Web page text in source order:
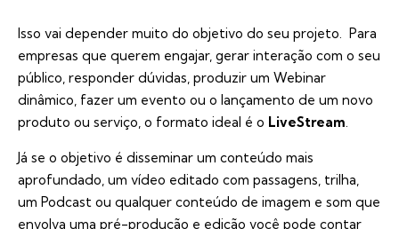
Isso vai depender muito do objetivo do seu projeto. Para
empresas que querem engajar, gerar interação com o seu
público, responder dúvidas, produzir um Webinar
dinâmico, fazer um evento ou o lançamento de um novo
produto ou serviço, o formato ideal é o LiveStream.
Já se o objetivo é disseminar um conteúdo mais
aprofundado, um vídeo editado com passagens, trilha,
um Podcast ou qualquer conteúdo de imagem e som que
envolva uma pré-produção e edição você pode contar